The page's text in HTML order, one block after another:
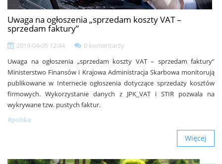
Uwaga na ogłoszenia „sprzedam koszty VAT –
sprzedam faktury”
2019-04-05 12:44
0 komentarzy
Uwaga na ogłoszenia „sprzedam koszty VAT – sprzedam faktury”
Ministerstwo Finansów i Krajowa Administracja Skarbowa monitorują
publikowane w Internecie ogłoszenia dotyczące sprzedaży kosztów
firmowych. Wykorzystanie danych z JPK_VAT i STIR pozwala na
wykrywane tzw. pustych faktur.
#polska
Więcej